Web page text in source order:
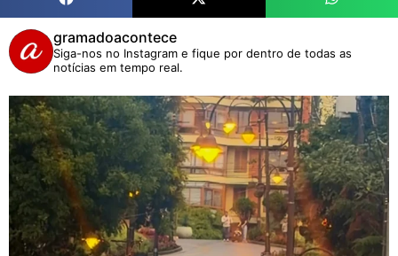
gramadoacontece
Siga-nos no Instagram e fique por dentro de todas as
notícias em tempo real.